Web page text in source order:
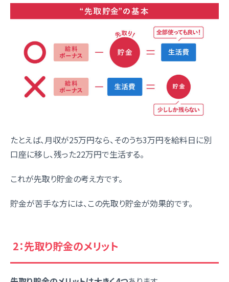
たとえば、月収が25万円なら、そのうち3万円を給料日に別
口座に移し、残った22万円で生活する。
これが先取り貯金の考え方です。
貯金が苦手な方には、この先取り貯金が効果的です。
2：先取り貯金のメリット